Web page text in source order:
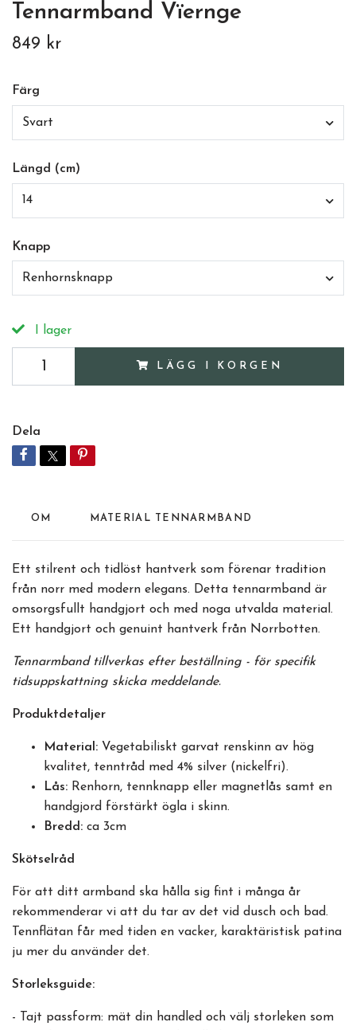
Tennarmband Vïernge
849 kr
Färg
Svart
Längd (cm)
14
Knapp
Renhornsknapp
I lager
LÄGG I KORGEN
Dela
OM MATERIAL TENNARMBAND
Ett stilrent och tidlöst hantverk som förenar tradition
från norr med modern elegans. Detta tennarmband är
omsorgsfullt handgjort och med noga utvalda material.
Ett handgjort och genuint hantverk från Norrbotten.
Tennarmband tillverkas efter beställning - för specifik
tidsuppskattning skicka meddelande.
Produktdetaljer
Material: Vegetabiliskt garvat renskinn av hög
kvalitet, tenntråd med 4% silver (nickelfri).
Lås: Renhorn, tennknapp eller magnetlås samt en
handgjord förstärkt ögla i skinn.
Bredd: ca 3cm
Skötselråd
För att ditt armband ska hålla sig fint i många år
rekommenderar vi att du tar av det vid dusch och bad.
Tennflätan får med tiden en vacker, karaktäristisk patina
ju mer du använder det.
Storleksguide:
- Tajt passform: mät din handled och välj storleken som